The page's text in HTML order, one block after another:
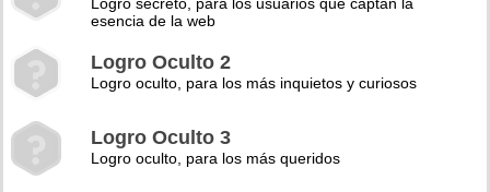
esencia de la web
Logro Oculto 2
Logro oculto, para los más inquietos y curiosos
Logro Oculto 3
Logro oculto, para los más queridos